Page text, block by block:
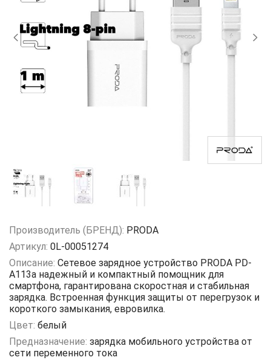
Производитель (БРЕНД): PRODA
Артикул: 0L-00051274
Описание: Сетевое зарядное устройство PRODA PD-
A113a надежный и компактный помощник для
смартфона, гарантирована скоростная и стабильная
зарядка. Встроенная функция защиты от перегрузок и
короткого замыкания, евровилка.
Цвет: белый
Предназначение: зарядка мобильного устройства от
сети переменного тока